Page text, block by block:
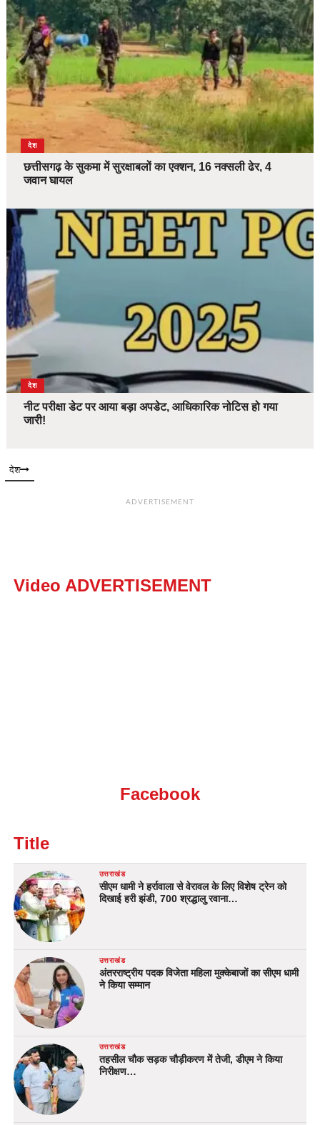
देश
छत्तीसगढ़ के सुकमा में सुरक्षाबलों का एक्शन, 16 नक्सली ढेर, 4
जवान घायल
देश
नीट परीक्षा डेट पर आया बड़ा अपडेट, आधिकारिक नोटिस हो गया
जारी!
देश
ADVERTISEMENT
Video ADVERTISEMENT
Facebook
Title
उत्तराखंड
सीएम धामी ने हर्रावाला से वेरावल के लिए विशेष ट्रेन को
दिखाई हरी झंडी, 700 श्रद्धालु रवाना…
उत्तराखंड
अंतरराष्ट्रीय पदक विजेता महिला मुक्केबाजों का सीएम धामी
ने किया सम्मान
उत्तराखंड
तहसील चौक सड़क चौड़ीकरण में तेजी, डीएम ने किया
निरीक्षण…